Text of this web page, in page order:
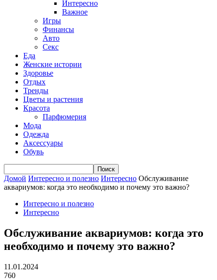
Интересно
Важное
Игры
Финансы
Авто
Секс
Еда
Женские истории
Здоровье
Отдых
Тренды
Цветы и растения
Красота
Парфюмерия
Мода
Одежда
Аксессуары
Обувь
Домой Интересно и полезно Интересно Обслуживание
аквариумов: когда это необходимо и почему это важно?
Интересно и полезно
Интересно
Обслуживание аквариумов: когда это
необходимо и почему это важно?
11.01.2024
760